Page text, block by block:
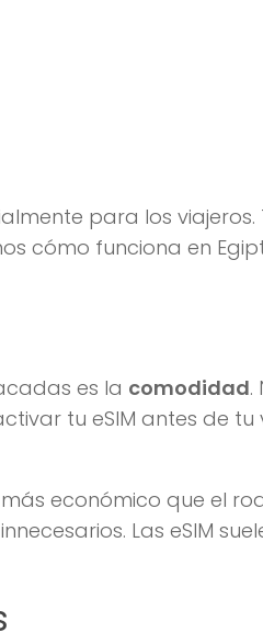
para los viajeros.
cómo funciona en
es la comodidad.
tu eSIM antes de tu
económico que el
Las eSIM